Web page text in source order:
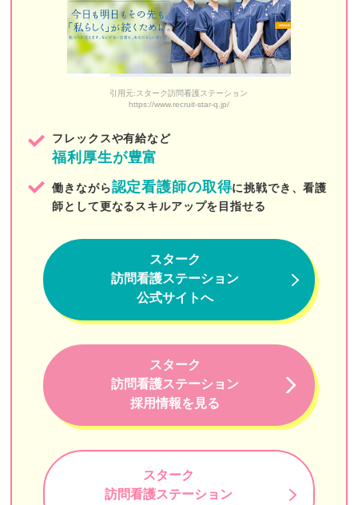
タイムレス訪問看護ステーション
訪問看護ステーションみなもと
イムス訪問看護ステーション東京
花と森の訪問看護ステーションペンギン
すみれ訪問看護ステーション（フォレスト）
MIRAI訪問看護ステーション東京
大地訪問看護ステーション
かのん訪問看護ステーション
かんだ連雀 ホームヘルプサービス
東京ひかりナースステーション
レインボー訪問看護リハビリステーション
訪問看護ステーションリンク
アロハ・マナ訪問看護リハビリステーション
引用元:スターク訪問看護ステーション
https://www.recruit-star-q.jp/
フレックスや有給など
福利厚生が豊富
働きながら認定看護師の取得に挑戦でき、看護
師として更なるスキルアップを目指せる
スターク
訪問看護ステーション
公式サイトへ
スターク
訪問看護ステーション
採用情報を見る
スターク
訪問看護ステーション